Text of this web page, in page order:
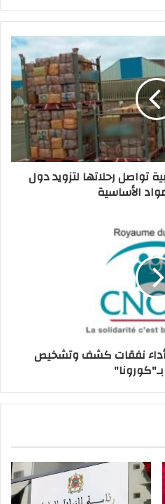
تواصل رحلاتها لتزويد دول
الأساسية
نفقات كشف وتشخيص